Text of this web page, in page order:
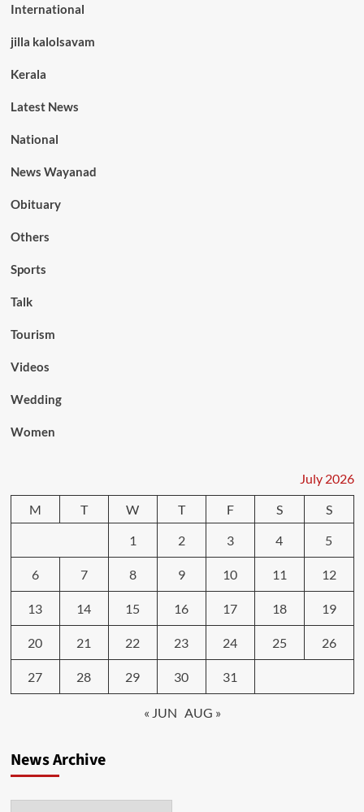
International
jilla kalolsavam
Kerala
Latest News
National
News Wayanad
Obituary
Others
Sports
Talk
Tourism
Videos
Wedding
Women
July 2026
M
T W T F S
S
1
2 3 4 5
6 7 8 9 10 11 12
13 14 15 16 17 18 19
20 21 22 23 24 25 26
27 28 29 30 31
« JUN AUG »
News Archive